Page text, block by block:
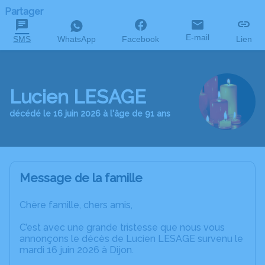
Partager
SMS WhatsApp Facebook E-mail Lien
Lucien LESAGE
décédé le 16 juin 2026 à l'âge de 91 ans
Message de la famille
Chère famille, chers amis,
C’est avec une grande tristesse que nous vous
annonçons le décès de Lucien LESAGE survenu le
mardi 16 juin 2026 à Dijon.